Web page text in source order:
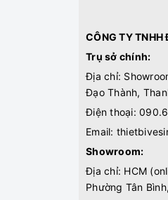
CÔNG TY TNHH
Trụ sở chính:
Địa chỉ:
Đạo Thành,
Điện thoại:
Email:
Showroom:
Địa chỉ: HCM
Phường Tân